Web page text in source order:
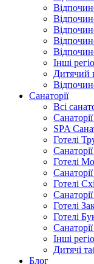
Інші
Дитячий
Санаторії
Всі
SPA
Готелі
Готелі
Готелі
Готелі
Готелі
Інші
Дитячі
Блог